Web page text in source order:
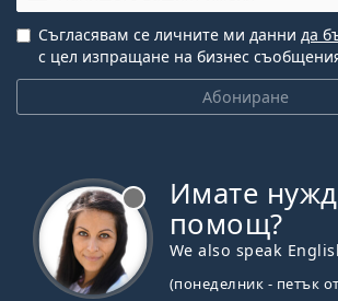
Абониране
Съгласявам се личните ми данни да
с цел изпращане на бизнес
Имате
помощ?
We also speak
(понеделник - петък